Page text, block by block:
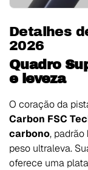
Detalhes
2026
Quadro
e leveza
O coração da
Carbon FSC
carbono, padrão
peso ultraleva.
oferece uma